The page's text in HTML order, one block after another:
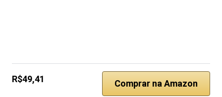
R$49,41 Comprar na Amazon